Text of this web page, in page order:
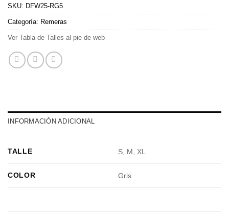
SKU: DFW25-RG5
Categoría: Remeras
Ver Tabla de Talles al pie de web
INFORMACIÓN ADICIONAL
TALLE S, M, XL
COLOR Gris